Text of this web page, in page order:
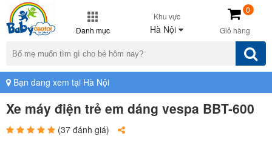
Danh mục
Khu vực
Hà Nội Giỏ hàng
0
Bạn đang xem tại Hà Nội
Xe máy điện trẻ em dáng vespa BBT-600
(37 đánh giá)